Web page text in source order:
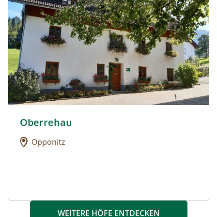
Urlaub am Bauernhof: Oberrehau
Oberrehau
Opponitz
WEITERE HÖFE ENTDECKEN